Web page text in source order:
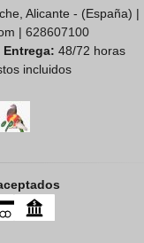
Alicante - (España) |
| 628607100
Entrega: 48/72 horas
incluidos